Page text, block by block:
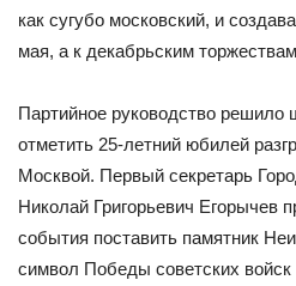
как сугубо московский, и
мая, а к декабрьским
Партийное руководство решило
отметить 25-летний юбилей
Москвой. Первый секретарь
Николай Григорьевич Егорычев
события поставить памятник
символ Победы советских